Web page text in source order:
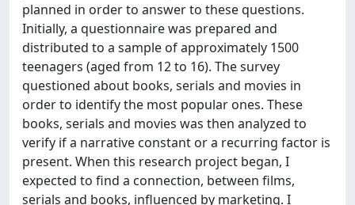
planned in order to answer to these questions.
Initially, a questionnaire was prepared and
distributed to a sample of approximately 1500
teenagers (aged from 12 to 16). The survey
questioned about books, serials and movies in
order to identify the most popular ones. These
books, serials and movies was then analyzed to
verify if a narrative constant or a recurring factor is
present. When this research project began, I
expected to find a connection, between films,
serials and books, influenced by marketing. I